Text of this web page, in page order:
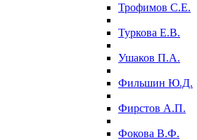
Трофимов С.Е.
Туркова Е.В.
Ушаков П.А.
Фильшин Ю.Д.
Фирстов А.П.
Фокова В.Ф.